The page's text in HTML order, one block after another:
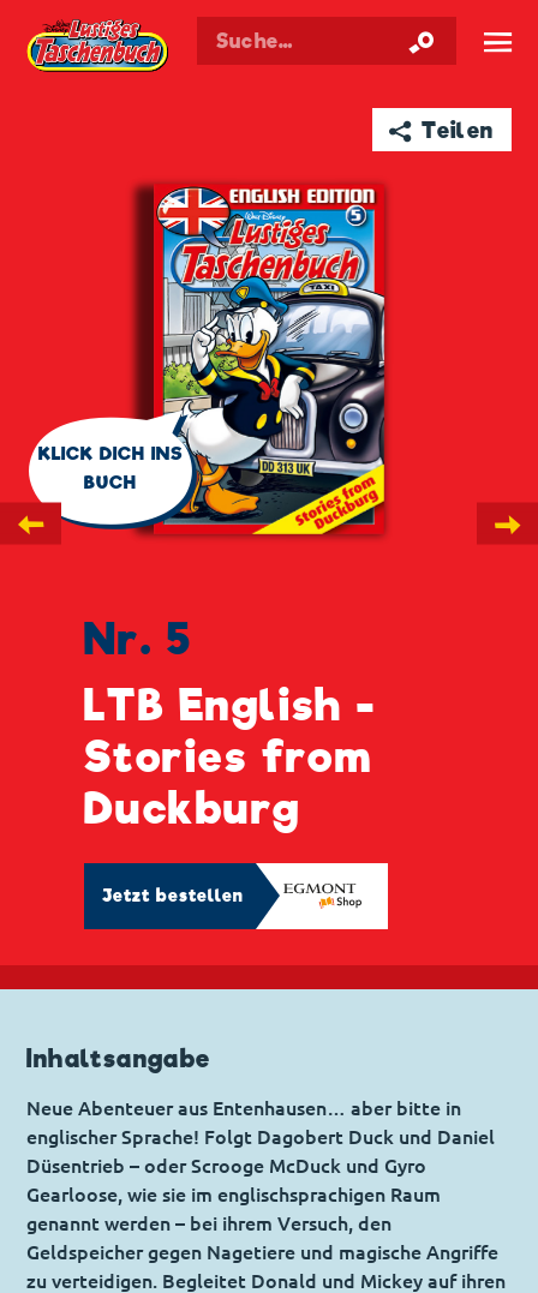
Walt Disneys Taschenbuch ☰
➦ Teilen
←🗨
KLICK DICH INS
BUCH
Nr. 5
LTB English -
Stories from
Duckburg
Jetzt bestellen
→
Inhaltsangabe
Neue Abenteuer aus Entenhausen… aber bitte in
englischer Sprache! Folgt Dagobert Duck und Daniel
Düsentrieb – oder Scrooge McDuck und Gyro
Gearloose, wie sie im englischsprachigen Raum
genannt werden – bei ihrem Versuch, den
Geldspeicher gegen Nagetiere und magische Angriffe
zu verteidigen. Begleitet Donald und Mickey auf ihren